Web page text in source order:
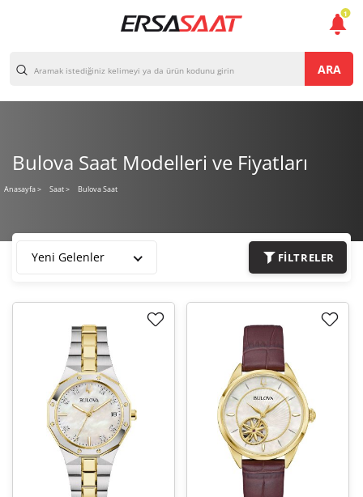
ARA
Bulova Saat Modelleri ve Fiyatları
Anasayfa> Saat > Bulova Saat
Yeni Gelenler FILTRELER
1